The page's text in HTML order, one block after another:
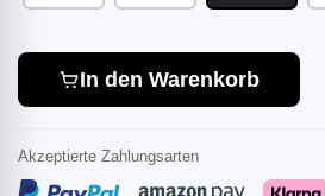
In den Warenkorb
Akzeptierte Zahlungsarten